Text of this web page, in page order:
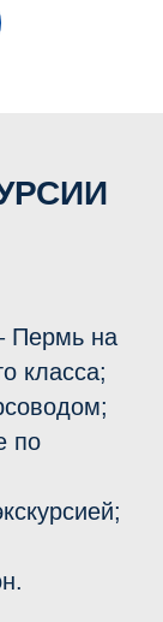
Пермь на
класса;
по